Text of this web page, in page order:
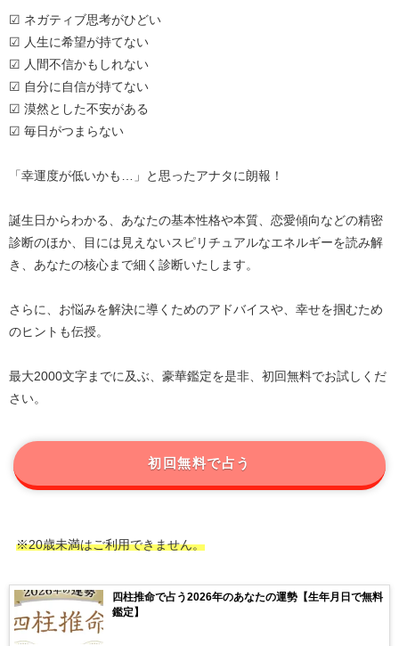
☑ ネガティブ思考がひどい
☑ 人生に希望が持てない
☑ 人間不信かもしれない
☑ 自分に自信が持てない
☑ 漠然とした不安がある
☑ 毎日がつまらない
「幸運度が低いかも…」と思ったアナタに朗報！
誕生日からわかる、あなたの基本性格や本質、恋愛傾向などの精密
診断のほか、目には見えないスピリチュアルなエネルギーを読み解
き、あなたの核心まで細く診断いたします。
さらに、お悩みを解決に導くためのアドバイスや、幸せを掴むため
のヒントも伝授。
最大2000文字までに及ぶ、豪華鑑定を是非、初回無料でお試しくだ
さい。
初回無料で占う
※20歳未満はご利用できません。
四柱推命で占う2026年のあなたの運勢【生年月日で無料
鑑定】